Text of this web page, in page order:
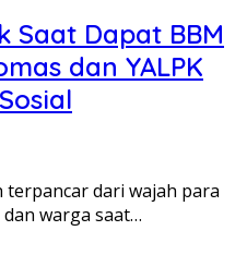
Saat Dapat BBM
dan YALPK
terpancar dari wajah para
warga saat…